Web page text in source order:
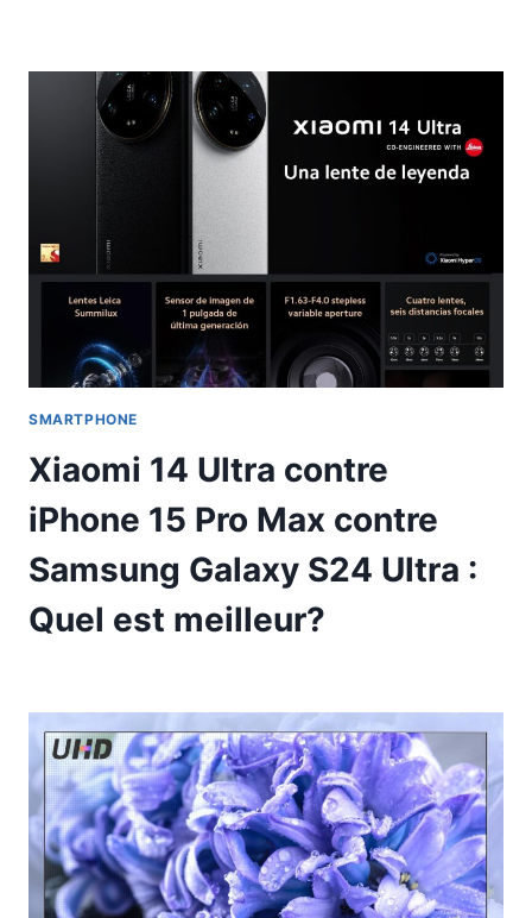
SMARTPHONE
Xiaomi 14 Ultra contre
iPhone 15 Pro Max contre
Samsung Galaxy S24 Ultra :
Quel est meilleur?